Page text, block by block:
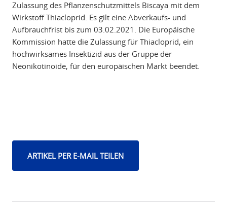
Zulassung des Pflanzenschutzmittels Biscaya mit dem
Wirkstoff Thiacloprid. Es gilt eine Abverkaufs- und
Aufbrauchfrist bis zum 03.02.2021. Die Europäische
Kommission hatte die Zulassung für Thiacloprid, ein
hochwirksames Insektizid aus der Gruppe der
Neonikotinoide, für den europäischen Markt beendet.
ARTIKEL PER E-MAIL TEILEN